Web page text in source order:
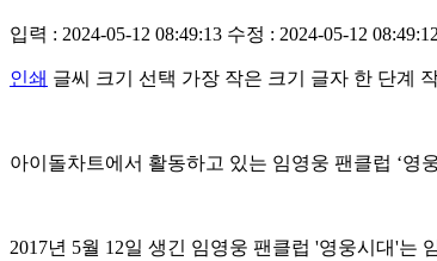
입력 : 2024-05-12 08:49:13 수정 : 2024-05-12 08:49:12
인쇄 글씨 크기 선택 가장 작은 크기 글자 한 단계
아이돌차트에서 활동하고 있는 임영웅 팬클럽 ‘영
2017년 5월 12일 생긴 임영웅 팬클럽 '영웅시대'는